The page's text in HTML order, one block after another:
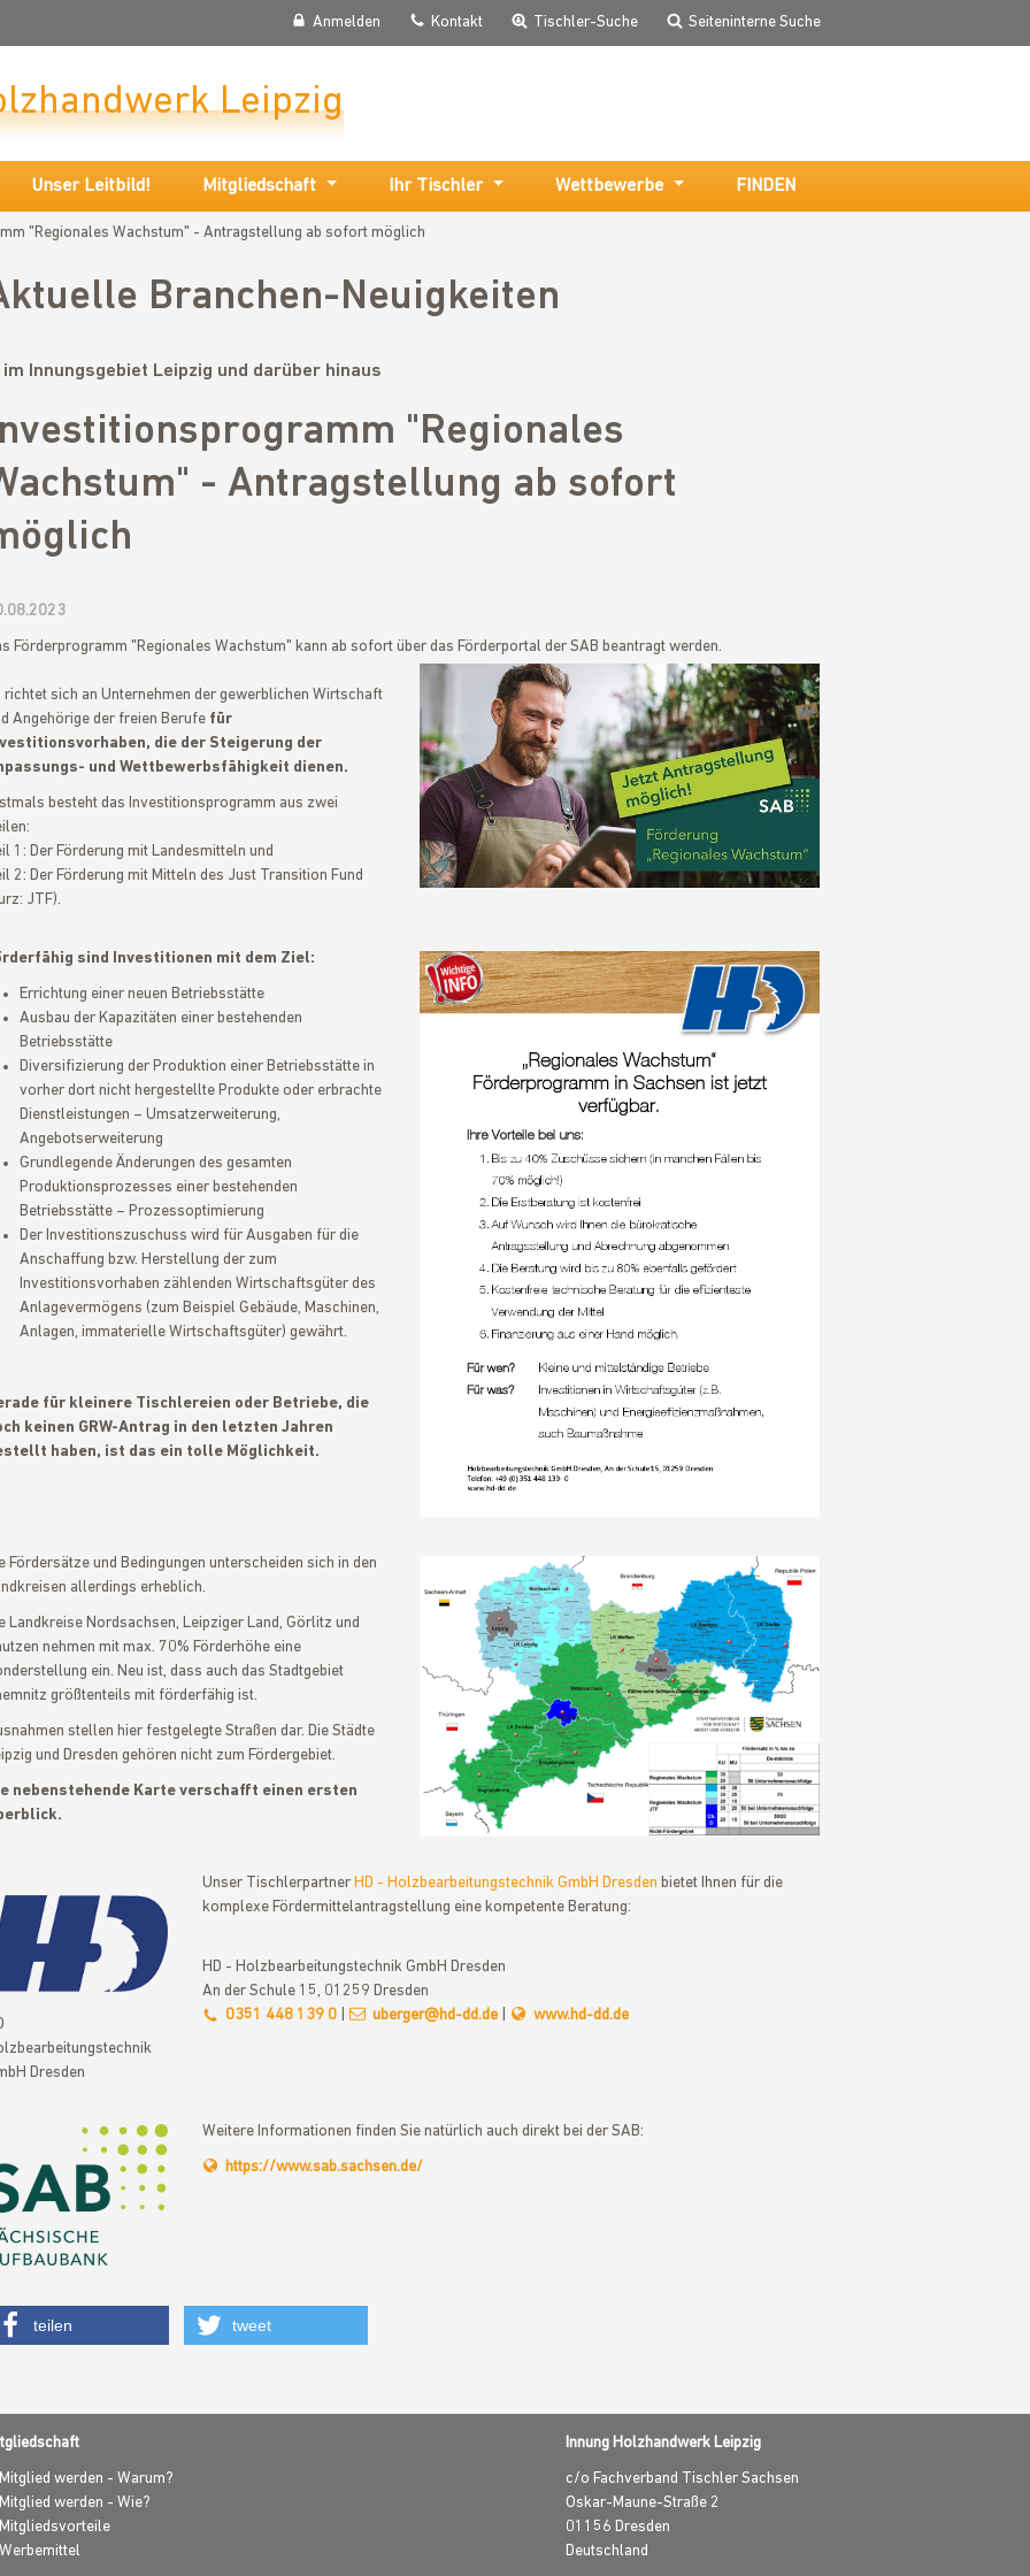
Leipzig
Anmelden Kontakt Tischler-Suche Seiteninterne Suche
Unser Leitbild! Mitgliedschaft Ihr Tischler Wettbewerbe FINDEN
"Regionales Wachstum" - Antragstellung ab sofort möglich
Branchen-Neuigkeiten
im Innungsgebiet Leipzig und darüber hinaus
"Regionales
- Antragstellung ab sofort
Förderprogramm "Regionales Wachstum" kann ab sofort über das Förderportal der SAB beantragt werden.
richtet sich an Unternehmen der gewerblichen Wirtschaft
Angehörige der freien Berufe für
die der Steigerung der
und Wettbewerbsfähigkeit dienen.
besteht das Investitionsprogramm aus zwei
1: Der Förderung mit Landesmitteln und
2: Der Förderung mit Mitteln des Just Transition Fund
JTF).
sind Investitionen mit dem Ziel:
Errichtung einer neuen Betriebsstätte
Ausbau der Kapazitäten einer bestehenden
Betriebsstätte
Diversifizierung der Produktion einer Betriebsstätte in
vorher dort nicht hergestellte Produkte oder erbrachte
Dienstleistungen – Umsatzerweiterung,
Angebotserweiterung
Grundlegende Änderungen des gesamten
Produktionsprozesses einer bestehenden
Betriebsstätte – Prozessoptimierung
Der Investitionszuschuss wird für Ausgaben für die
Anschaffung bzw. Herstellung der zum
Investitionsvorhaben zählenden Wirtschaftsgüter des
Anlagevermögens (zum Beispiel Gebäude, Maschinen,
Anlagen, immaterielle Wirtschaftsgüter) gewährt.
für kleinere Tischlereien oder Betriebe, die
keinen GRW-Antrag in den letzten Jahren
haben, ist das ein tolle Möglichkeit.
Fördersätze und Bedingungen unterscheiden sich in den
allerdings erheblich.
Landkreise Nordsachsen, Leipziger Land, Görlitz und
nehmen mit max. 70% Förderhöhe eine
ein. Neu ist, dass auch das Stadtgebiet
größtenteils mit förderfähig ist.
stellen hier festgelegte Straßen dar. Die Städte
und Dresden gehören nicht zum Fördergebiet.
nebenstehende Karte verschafft einen ersten
Dresden
Unser Tischlerpartner HD - Holzbearbeitungstechnik GmbH Dresden bietet Ihnen für die
komplexe Fördermittelantragstellung eine kompetente Beratung:
HD - Holzbearbeitungstechnik GmbH Dresden
An der Schule 15, 01259 Dresden
0351 448 139 0| uberger@hd-dd.de| www.hd-dd.de
Weitere Informationen finden Sie natürlich auch direkt bei der SAB:
https://www.sab.sachsen.de/
teilen tweet
Mitglied werden - Warum?
Mitglied werden - Wie?
Mitgliedsvorteile
Werbemittel
Innung Holzhandwerk Leipzig
c/o Fachverband Tischler Sachsen
Oskar-Maune-Straße 2
01156 Dresden
Deutschland